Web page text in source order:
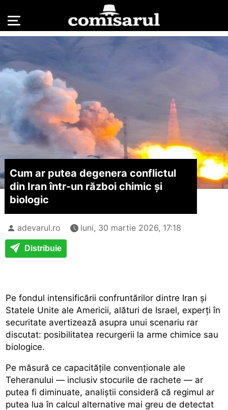
Cum ar putea degenera conflictul
din Iran într-un război chimic și
biologic
adevarul.ro luni, 30 martie 2026, 17:18
Distribuie
Pe fondul intensificării confruntărilor dintre Iran și
Statele Unite ale Americii, alături de Israel, experți în
securitate avertizează asupra unui scenariu rar
discutat: posibilitatea recurgerii la arme chimice sau
biologice.
Pe măsură ce capacitățile convenționale ale
Teheranului — inclusiv stocurile de rachete — ar
putea fi diminuate, analiștii consideră că regimul ar
putea lua în calcul alternative mai greu de detectat